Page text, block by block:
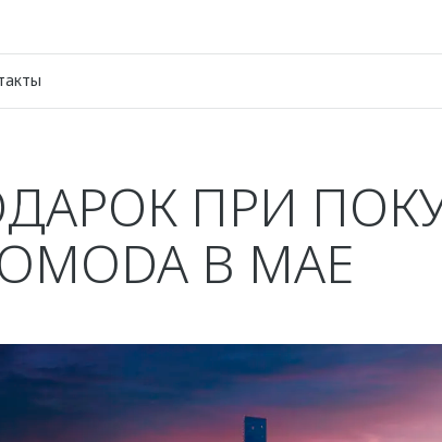
ПРИ
В МАЕ